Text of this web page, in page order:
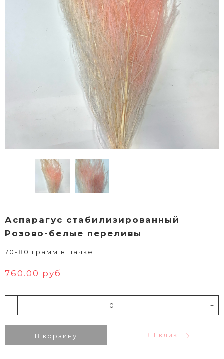
Аспарагус стабилизированный
Розово-белые переливы
70-80 грамм в пачке.
760.00 руб
- +
В корзину В 1 клик